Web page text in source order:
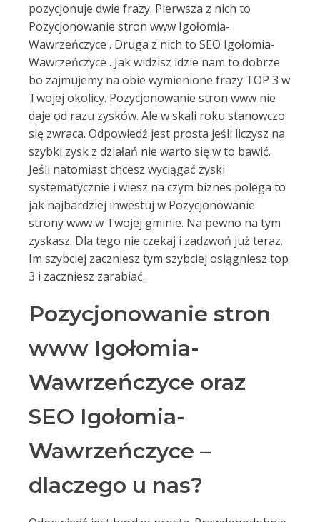
pozycjonuje dwie frazy. Pierwsza z nich to
Pozycjonowanie stron www Igołomia-
Wawrzeńczyce . Druga z nich to SEO Igołomia-
Wawrzeńczyce . Jak widzisz idzie nam to dobrze
bo zajmujemy na obie wymienione frazy TOP 3 w
Twojej okolicy. Pozycjonowanie stron www nie
daje od razu zysków. Ale w skali roku stanowczo
się zwraca. Odpowiedź jest prosta jeśli liczysz na
szybki zysk z działań nie warto się w to bawić.
Jeśli natomiast chcesz wyciągać zyski
systematycznie i wiesz na czym biznes polega to
jak najbardziej inwestuj w Pozycjonowanie
strony www w Twojej gminie. Na pewno na tym
zyskasz. Dla tego nie czekaj i zadzwoń już teraz.
Im szybciej zaczniesz tym szybciej osiągniesz top
3 i zaczniesz zarabiać.
Pozycjonowanie stron
www Igołomia-
Wawrzeńczyce oraz
SEO Igołomia-
Wawrzeńczyce –
dlaczego u nas?